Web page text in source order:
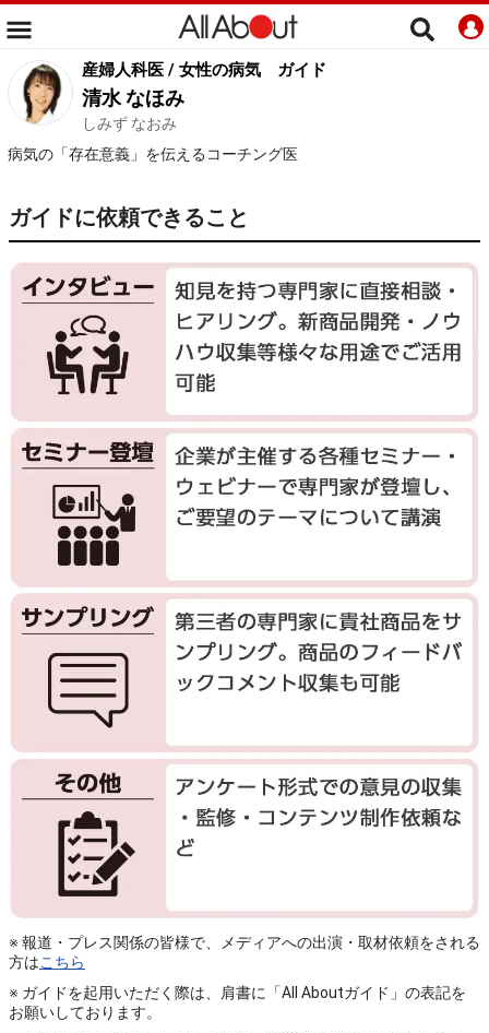
産婦人科医 / 女性の病気 ガイド
清水 なほみ
しみず なおみ
病気の「存在意義」を伝えるコーチング医
ガイドに依頼できること
※ 報道・プレス関係の皆様で、メディアへの出演・取材依頼をされる
方はこちら
※ ガイドを起用いただく際は、肩書に「All Aboutガイド」の表記を
お願いしております。